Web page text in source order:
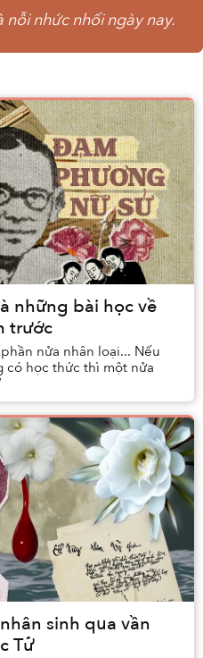
nỗi nhức nhối ngày nay.
những bài học về
trước
nửa nhân loại... Nếu
có học thức thì một nửa
sinh qua vần
Tử